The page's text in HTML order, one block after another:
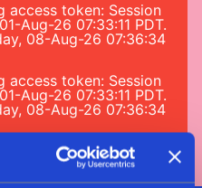
access token: Session
Aug-26 07:33:11 PDT.
08-Aug-26 07:36:34
access token: Session
Aug-26 07:33:11 PDT.
08-Aug-26 07:36:34